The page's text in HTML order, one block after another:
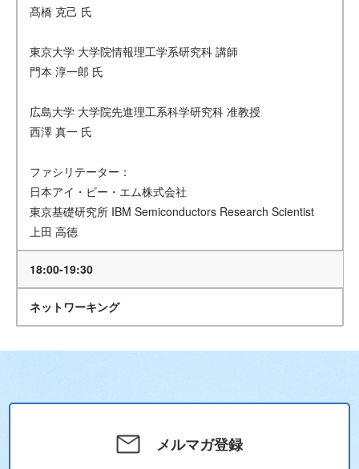
髙橋 克己 氏
東京大学 大学院情報理工学系研究科 講師
門本 淳一郎 氏
広島大学 大学院先進理工系科学研究科 准教授
西澤 真一 氏
ファシリテーター：
日本アイ・ビー・エム株式会社
東京基礎研究所 IBM Semiconductors Research Scientist
上田 高徳
18:00-19:30
ネットワーキング
メルマガ登録